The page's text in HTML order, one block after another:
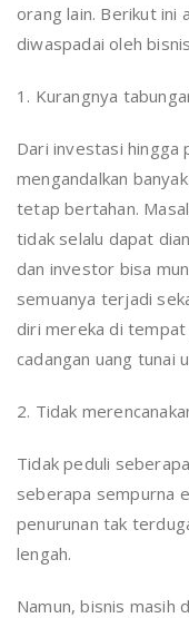
orang lain. Berikut ini
diwaspadai oleh
1. Kurangnya
Dari investasi hingga
mengandalkan
tetap bertahan.
tidak selalu dapat
dan investor bisa
semuanya terjadi
diri mereka di
cadangan uang tunai
2. Tidak
Tidak peduli
seberapa sempurna
penurunan tak
lengah.
Namun, bisnis masih